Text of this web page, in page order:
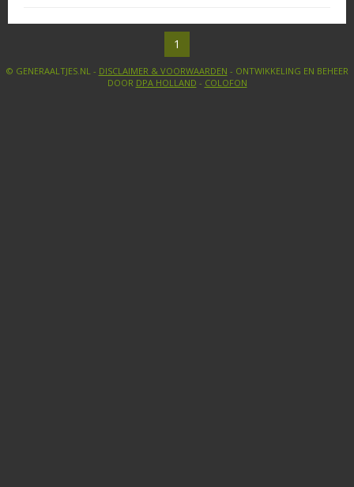
1
© GENERAALTJES.NL - DISCLAIMER & VOORWAARDEN - ONTWIKKELING EN BEHEER
DOOR DPA HOLLAND - COLOFON